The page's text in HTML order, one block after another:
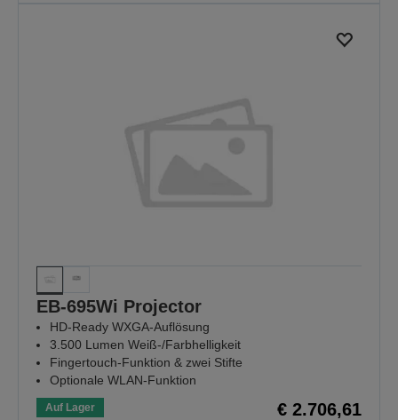
EB-695Wi Projector
HD-Ready WXGA-Auflösung
3.500 Lumen Weiß-/Farbhelligkeit
Fingertouch-Funktion & zwei Stifte
Optionale WLAN-Funktion
Auf Lager € 2.706,61